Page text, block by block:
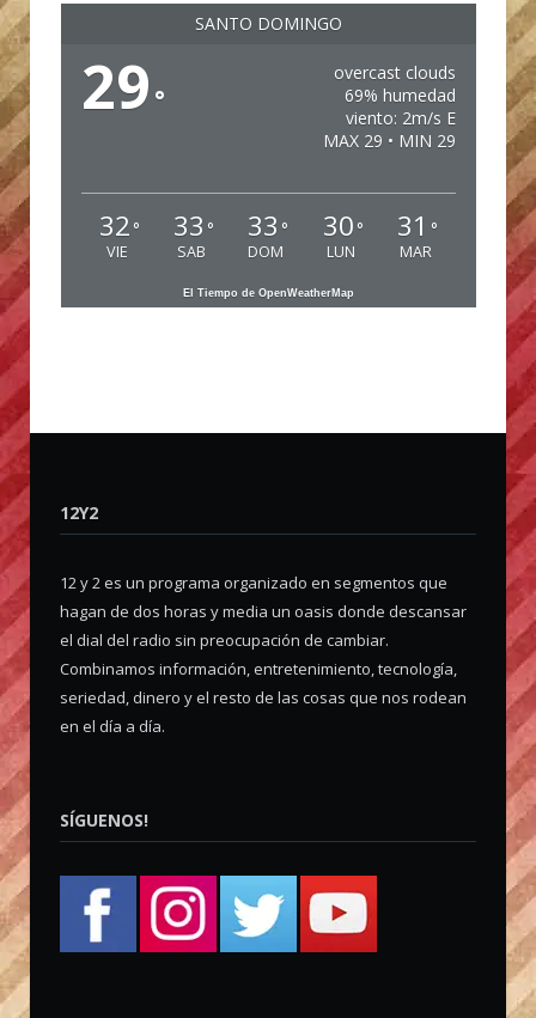
SANTO DOMINGO
29 °
overcast clouds
69% humedad
viento: 2m/s E
MAX 29 • MIN 29
32 °
VIE
33 °
SAB
33 °
DOM
30 °
LUN
31 °
MAR
El Tiempo de OpenWeatherMap
12Y2
12 y 2 es un programa organizado en segmentos que
hagan de dos horas y media un oasis donde descansar
el dial del radio sin preocupación de cambiar.
Combinamos información, entretenimiento, tecnología,
seriedad, dinero y el resto de las cosas que nos rodean
en el día a día.
SÍGUENOS!